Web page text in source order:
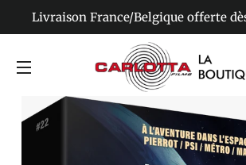
Livraison France/Belgique offerte